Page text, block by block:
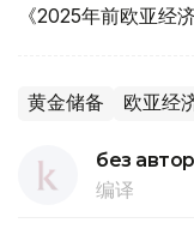
《2025年前欧亚经
黄金储备 欧亚经
без
编译